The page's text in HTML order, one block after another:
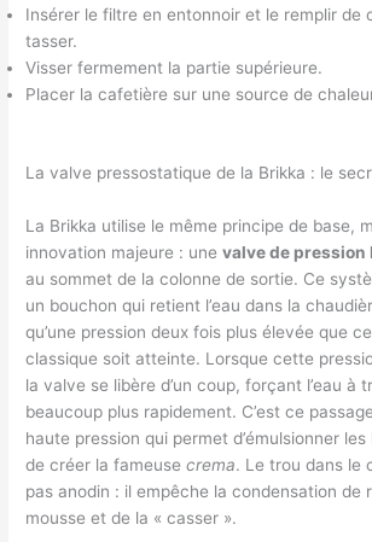
Insérer le filtre en entonnoir et le remplir de
tasser.
Visser fermement la partie supérieure.
Placer la cafetière sur une source de
La valve pressostatique de la Brikka : le
La Brikka utilise le même principe de base,
innovation majeure : unevalve de pression
au sommet de la colonne de sortie. Ce
un bouchon qui retient l’eau dans la
qu’une pression deux fois plus élevée que
classique soit atteinte. Lorsque cette
la valve se libère d’un coup, forçant l’eau à
beaucoup plus rapidement. C’est ce
haute pression qui permet d’émulsionner
de créer la fameusecrema. Le trou dans le
pas anodin : il empêche la condensation de
mousse et de la « casser ».